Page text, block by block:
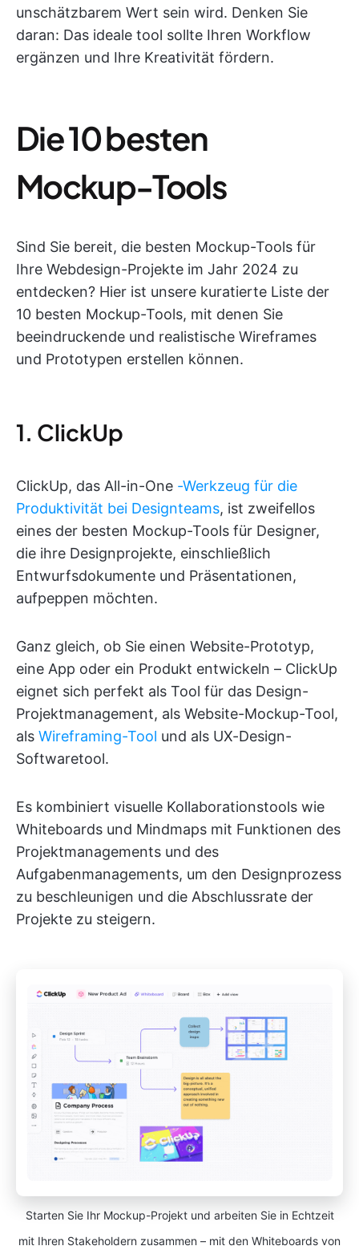
unschätzbarem Wert sein wird. Denken Sie
daran: Das ideale tool sollte Ihren Workflow
ergänzen und Ihre Kreativität fördern.
Die 10 besten
Mockup-Tools
Sind Sie bereit, die besten Mockup-Tools für
Ihre Webdesign-Projekte im Jahr 2024 zu
entdecken? Hier ist unsere kuratierte Liste der
10 besten Mockup-Tools, mit denen Sie
beeindruckende und realistische Wireframes
und Prototypen erstellen können.
1. ClickUp
ClickUp, das All-in-One -Werkzeug für die
Produktivität bei Designteams, ist zweifellos
eines der besten Mockup-Tools für Designer,
die ihre Designprojekte, einschließlich
Entwurfsdokumente und Präsentationen,
aufpeppen möchten.
Ganz gleich, ob Sie einen Website-Prototyp,
eine App oder ein Produkt entwickeln – ClickUp
eignet sich perfekt als Tool für das Design-
Projektmanagement, als Website-Mockup-Tool,
als Wireframing-Tool und als UX-Design-
Softwaretool.
Es kombiniert visuelle Kollaborationstools wie
Whiteboards und Mindmaps mit Funktionen des
Projektmanagements und des
Aufgabenmanagements, um den Designprozess
zu beschleunigen und die Abschlussrate der
Projekte zu steigern.
Starten Sie Ihr Mockup-Projekt und arbeiten Sie in Echtzeit
mit Ihren Stakeholdern zusammen – mit den Whiteboards von